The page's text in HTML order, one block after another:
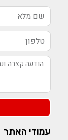
עמודי האתר